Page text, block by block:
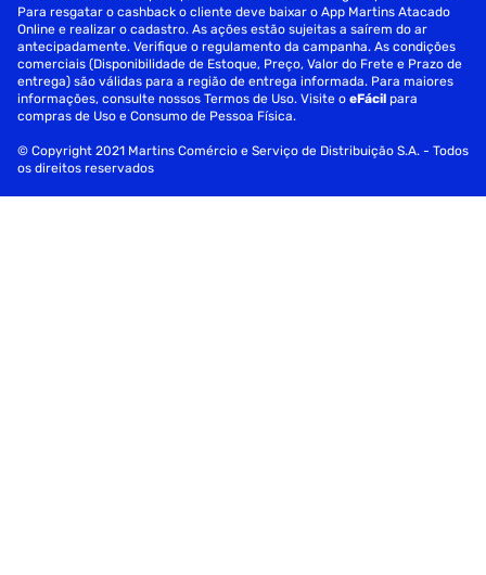
Para resgatar o cashback o cliente deve baixar o App Martins Atacado
Online e realizar o cadastro. As ações estão sujeitas a saírem do ar
antecipadamente. Verifique o regulamento da campanha. As condições
comerciais (Disponibilidade de Estoque, Preço, Valor do Frete e Prazo de
entrega) são válidas para a região de entrega informada. Para maiores
informações, consulte nossos Termos de Uso. Visite oeFácil para
compras de Uso e Consumo de Pessoa Física.
© Copyright 2021 Martins Comércio e Serviço de Distribuição S.A. - Todos
os direitos reservados